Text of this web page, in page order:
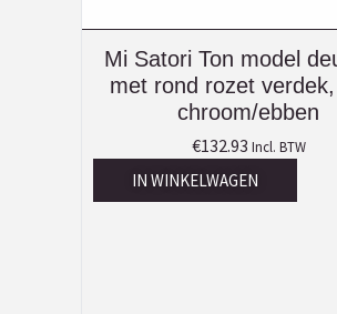
Mi Satori Ton model
met rond rozet
chroom/ebben
€132.93 Incl. BTW
IN WINKELWAGEN